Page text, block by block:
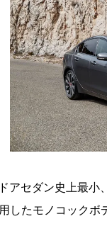
アセダン史上最小
したモノコック